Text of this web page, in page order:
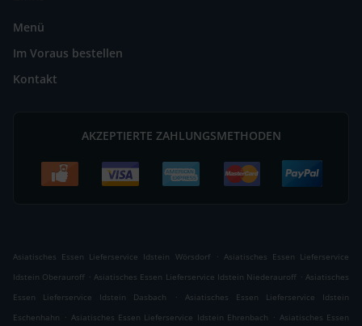
Menü
Im Voraus bestellen
Kontakt
AKZEPTIERTE ZAHLUNGSMETHODEN
Asiatisches Essen Lieferservice Idstein Wörsdorf . Asiatisches Essen Lieferservice
Idstein Oberauroff . Asiatisches Essen Lieferservice Idstein Niederauroff . Asiatisches
Essen Lieferservice Idstein Dasbach
.
Asiatisches Essen Lieferservice Idstein
Eschenhahn . Asiatisches Essen Lieferservice Idstein Ehrenbach . Asiatisches Essen